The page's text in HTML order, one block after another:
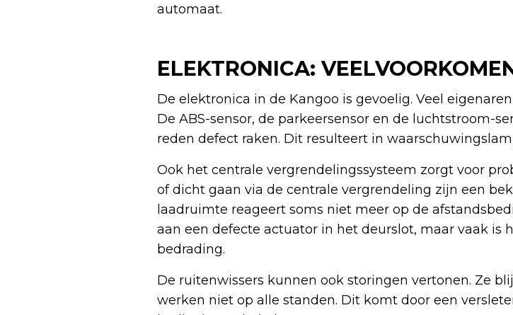
automaat.
ELEKTRONICA:
De elektronica in de Kangoo is gevoelig. Veel
De ABS-sensor, de parkeersensor en de luchtstroom-
reden defect raken. Dit resulteert in
Ook het centrale vergrendelingssysteem zorgt voor
of dicht gaan via de centrale vergrendeling zijn een
laadruimte reageert soms niet meer op de
aan een defecte actuator in het deurslot, maar vaak is
bedrading.
De ruitenwissers kunnen ook storingen vertonen. Ze
werken niet op alle standen. Dit komt door een